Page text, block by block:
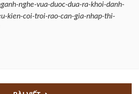
nghe-vua-duoc-dua-ra-khoi-danh-
kien-coi-troi-rao-can-gia-nhap-thi-